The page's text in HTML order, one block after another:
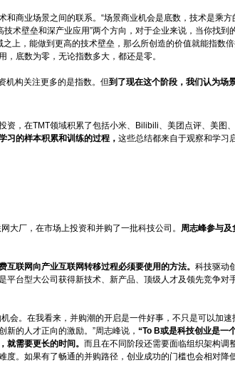
和商业场景之间的联系。“场景商业机会是底数，技术是乘
技术壁垒和深产业应用”两个方向，对于企业来说，当你找
上，能做到更高的技术壁垒，那么所创造的价值就能指数
底数为零，无论指数多大，都还是零。
机构关注更多的是指数。但到了现在这个阶段，我们认为场
资，在TMT领域积累了包括小米、Bilibili、美团点评、美图
习的样本积累和训练的过程， 这些总结都来自于观察和学习
大厂，在市场上投资和并购了一批科技公司。 周志峰参与
互联网向产业互联网转移过程必须要使用的方法。 科技驱动
平台型大公司获得新技术、新产品、顶级人才及领先竞争
会。在我看来，并购潮的开启是一件好事，不只是可以加
的人才正向的激励。”周志峰说， “To B或是科技创业是一
就需要更长的时间。 而且在不同阶段还需要面临组织架构调
度。如果有了畅通的并购路径，创业成功的门槛也会相对降